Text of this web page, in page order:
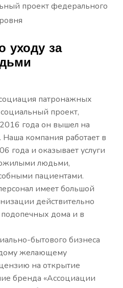
проект федерального
уходу за
патронажных
проект,
года он вышел на
компания работает в
года и оказывает услуги
людьми,
пациентами.
имеет большой
действительно
подопечных дома и в
бытового бизнеса
желающему
на открытие
бренда «Ассоциации